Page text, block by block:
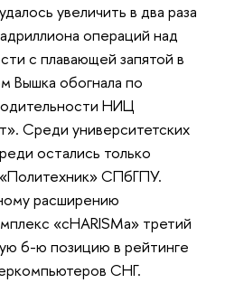
увеличить в два раза
операций над
с плавающей запятой в
Вышка обогнала по
НИЦ
Среди университетских
остались только
СПбГПУ.
расширению
«cHARISMa» третий
6-ю позицию в рейтинге
СНГ.